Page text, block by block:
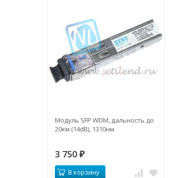
Модуль SFP WDM, дальность до
20км (14dB), 1310нм
3 750 ₽
В корзину